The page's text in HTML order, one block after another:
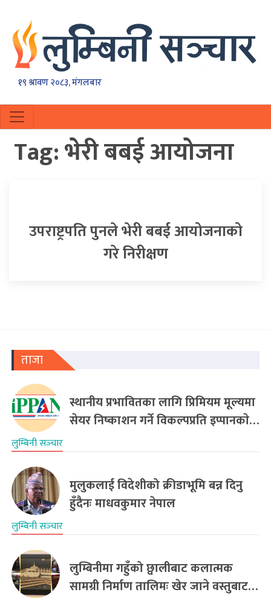
१९ श्रावण २०८३, मंगलबार
Tag:भेरी बबई आयोजना
उपराष्ट्रपति पुनले भेरी बबई आयोजनाको
गरे निरीक्षण
ताजा
स्थानीय प्रभावितका लागि प्रिमियम मूल्यमा
सेयर निष्काशन गर्ने विकल्पप्रति इप्पानकाे…
लुम्बिनी सञ्‍चार
मुलुकलाई विदेशीको क्रीडाभूमि बन्न दिनु
हुँदैनः माधवकुमार नेपाल
लुम्बिनी सञ्‍चार
लुम्बिनीमा गहुँको छ्वालीबाट कलात्मक
सामग्री निर्माण तालिमः खेर जाने वस्तुबाट…